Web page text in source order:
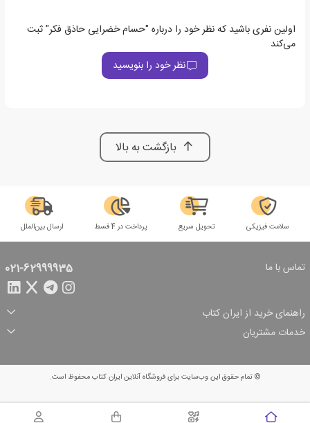
اولین نفری باشید که نظر خود را درباره "حسام خضرایی حاذق فکر" ثبت
می‌کند
نظر خود را بنویسید
بازگشت به بالا
سلامت فیزیکی تحویل سریع پرداخت در 4 قسط ارسال بین‌الملل
تماس با ما 021-62999935
راهنمای خرید از ایران کتاب
ثبت سفارش
شرایط ارسال سفارش
شیوه پرداخت
تخفیف‌های خرید
خدمات مشتریان
© تمام حقوق این وب‌سایت برای فروشگاه آنلاین ایران کتاب محفوظ است.
سبد خرید